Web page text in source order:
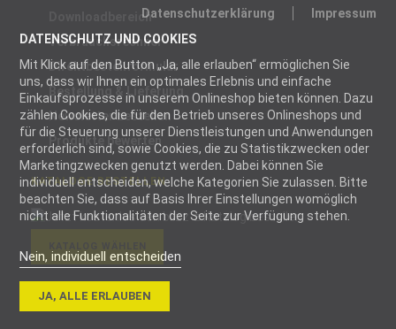
Datenschutzerklärung
Impressum
DATENSCHUTZ UND COOKIES
Mit Klick auf den Button „Ja, alle erlauben“ ermöglichen Sie
uns, dass wir Ihnen ein optimales Erlebnis und einfache
Einkaufsprozesse in unserem Onlineshop bieten können. Dazu
zählen Cookies, die für den Betrieb unseres Onlineshops und
für die Steuerung unserer Dienstleistungen und Anwendungen
erforderlich sind, sowie Cookies, die zu Statistikzwecken oder
Marketingzwecken genutzt werden. Dabei können Sie
individuell entscheiden, welche Kategorien Sie zulassen. Bitte
beachten Sie, dass auf Basis Ihrer Einstellungen womöglich
nicht alle Funktionalitäten der Seite zur Verfügung stehen.
Nein, individuell entscheiden
JA, ALLE ERLAUBEN
Downloadbereich
Verbrauchsrechner
Direktbestellformular
Bestellung & Lieferung
Newsletter bestellen
Produkte bewerten
KATALOGE BESTELLEN